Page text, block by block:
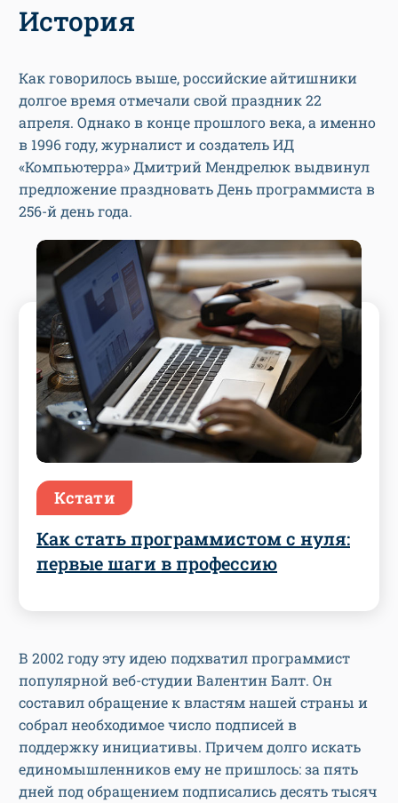
История
Как говорилось выше, российские айтишники
долгое время отмечали свой праздник 22
апреля. Однако в конце прошлого века, а именно
в 1996 году, журналист и создатель ИД
«Компьютерра» Дмитрий Мендрелюк выдвинул
предложение праздновать День программиста в
256-й день года.
Кстати
Как стать программистом с нуля:
первые шаги в профессию
В 2002 году эту идею подхватил программист
популярной веб-студии Валентин Балт. Он
составил обращение к властям нашей страны и
собрал необходимое число подписей в
поддержку инициативы. Причем долго искать
единомышленников ему не пришлось: за пять
дней под обращением подписались десять тысяч